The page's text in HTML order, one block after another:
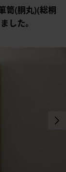
、衣装箪
笥(胴丸)(総桐
した。